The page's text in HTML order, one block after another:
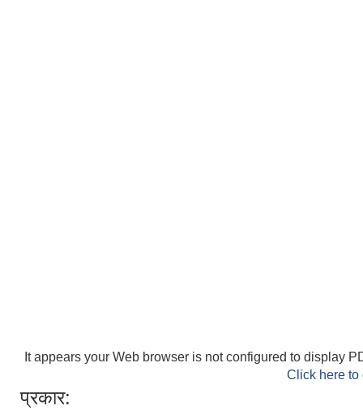
It appears your Web browser is not configured to display
Click here
प्रकार: